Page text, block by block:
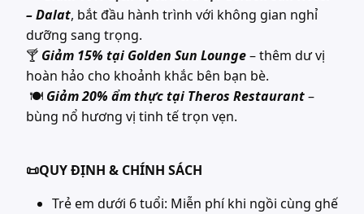
– Dalat, bắt đầu hành trình với không gian nghỉ
dưỡng sang trọng.
🍸 Giảm 15% tại Golden Sun Lounge– thêm dư vị
hoàn hảo cho khoảnh khắc bên bạn bè.
🍽 Giảm 20% ẩm thực tại Theros Restaurant–
bùng nổ hương vị tinh tế trọn vẹn.
📜QUY ĐỊNH & CHÍNH SÁCH
Trẻ em dưới 6 tuổi: Miễn phí khi ngồi cùng ghế